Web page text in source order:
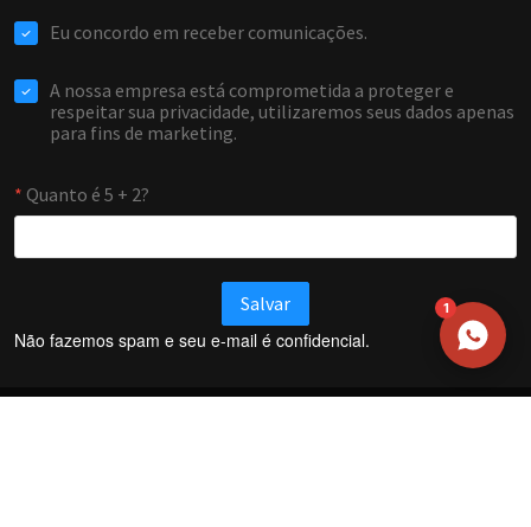
Não fazemos spam e seu e-mail é confidencial.
EMAIL
WHATSAPP / TELEFONE
1